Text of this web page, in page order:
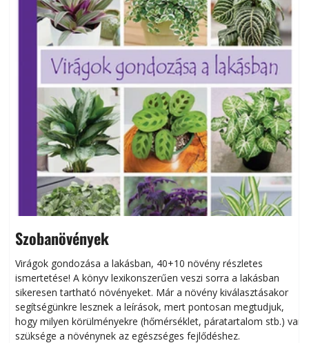
Szobanövények
Virágok gondozása a lakásban, 40+10 növény részletes
ismertetése! A könyv lexikonszerűen veszi sorra a lakásban
sikeresen tart­ha­tó növényeket. Már a növény kiválasztásakor
segítségünkre lesznek a leírások, mert pontosan megtudjuk,
hogy milyen körülményekre (hőmérséklet, páratartalom stb.) van
szüksége a növénynek az egészséges fejlődéshez.